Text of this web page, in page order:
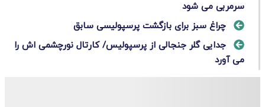
سرمربی می شود
چراغ سبز برای بازگشت پرسپولیسی سابق
جدایی گلر جنجالی از پرسپولیس/ کارتال نورچشمی اش را
می آورد